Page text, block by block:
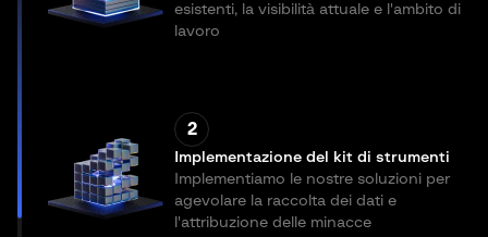
esistenti, la visibilità attuale e l'ambito di
lavoro
2
Implementazione del kit di strumenti
Implementiamo le nostre soluzioni per
agevolare la raccolta dei dati e
l'attribuzione delle minacce